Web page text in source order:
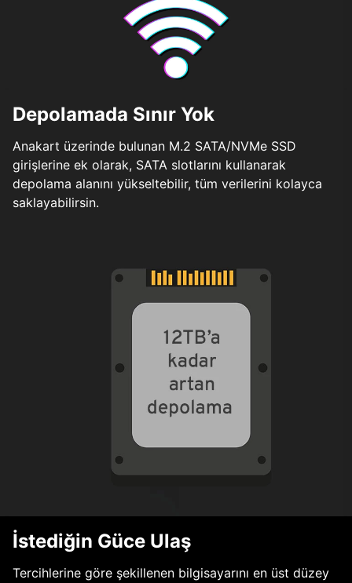
Depolamada Sınır Yok
Anakart üzerinde bulunan M.2 SATA/NVMe SSD
girişlerine ek olarak, SATA slotlarını kullanarak
depolama alanını yükseltebilir, tüm verilerini kolayca
saklayabilirsin.
İstediğin Güce Ulaş
Tercihlerine göre şekillenen bilgisayarını en üst düzey